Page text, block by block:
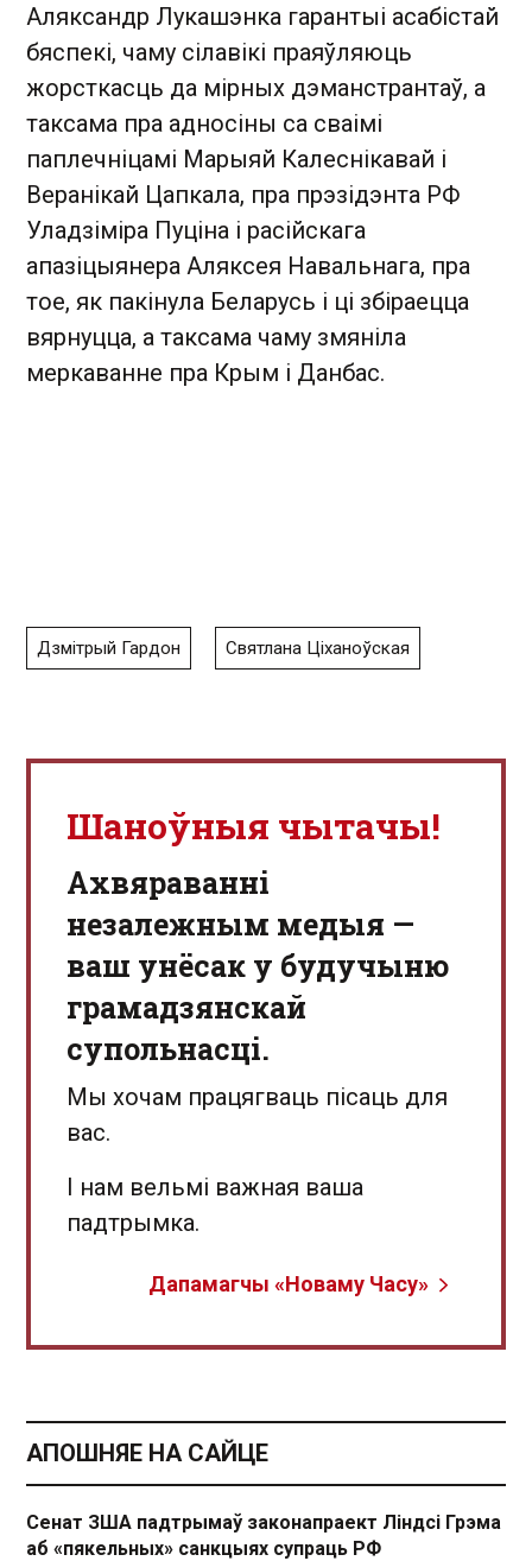
Аляксандр Лукашэнка гарантыі асабістай
бяспекі, чаму сілавікі праяўляюць
жорсткасць да мірных дэманстрантаў, а
таксама пра адносіны са сваімі
паплечніцамі Марыяй Калеснікавай і
Веранікай Цапкала, пра прэзідэнта РФ
Уладзіміра Пуціна і расійскага
апазіцыянера Аляксея Навальнага, пра
тое, як пакінула Беларусь і ці збіраецца
вярнуцца, а таксама чаму змяніла
меркаванне пра Крым і Данбас.
Дзмітрый Гардон Святлана Ціханоўская
Шаноўныя чытачы!
Aхвяраванні
незалежным медыя —
ваш унёсак у будучыню
грамадзянскай
супольнасці.
Мы хочам працягваць пісаць для
вас.
І нам вельмі важная ваша
падтрымка.
Дапамагчы «Новаму Часу»
АПОШНЯЕ НА САЙЦЕ
Сенат ЗША падтрымаў законапраект Ліндсі Грэма
аб «пякельных» санкцыях супраць РФ